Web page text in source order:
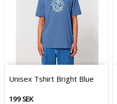
Unisex Tshirt Bright Blue
199 SEK